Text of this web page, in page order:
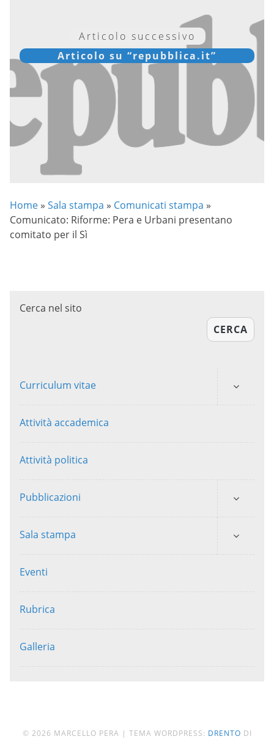
Articolo successivo
Articolo su “repubblica.it”
Home » Sala stampa » Comunicati stampa »
Comunicato: Riforme: Pera e Urbani presentano
comitato per il Sì
Cerca nel sito
CERCA
Curriculum vitae
Attività accademica
Attività politica
Pubblicazioni
Sala stampa
Eventi
Rubrica
Galleria
© 2026 MARCELLO PERA | TEMA WORDPRESS: DRENTO DI